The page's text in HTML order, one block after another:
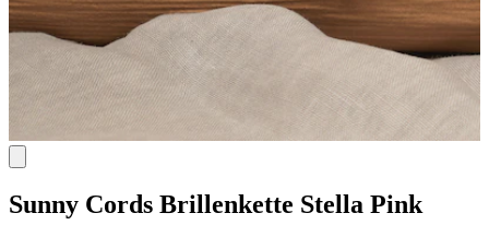
Sunny Cords Brillenkette Stella Pink